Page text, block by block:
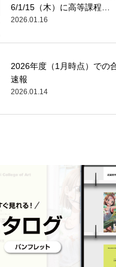
6/1/15（木）に高等課程…
2026.01.16
2026年度（1月時点）での
速報
2026.01.14